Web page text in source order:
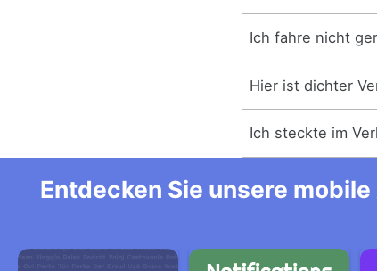
Ich fahre nicht
Hier ist dichter
Ich steckte im
Entdecken Sie unsere